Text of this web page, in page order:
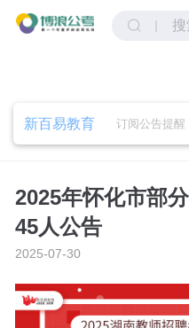
搜
取消 确定
新百易教育 订阅公告提醒
2025年怀化市部
45人公告
2025-07-30